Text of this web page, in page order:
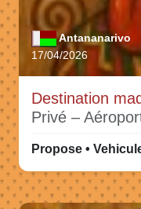
Antananarivo
17/04/2026
Destination
Privé –
Propose •